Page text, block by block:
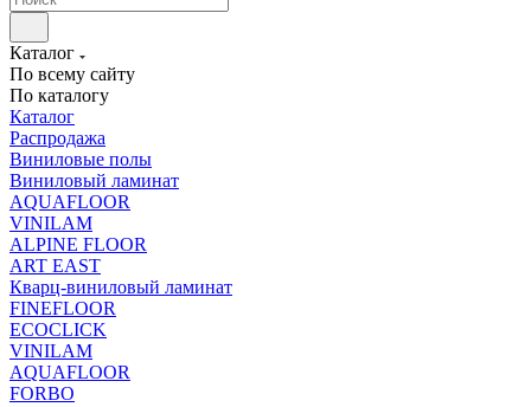
Каталог
По всему сайту
По каталогу
Каталог
Распродажа
Виниловые полы
Виниловый ламинат
AQUAFLOOR
VINILAM
ALPINE FLOOR
ART EAST
Кварц-виниловый ламинат
FINEFLOOR
ECOCLICK
VINILAM
AQUAFLOOR
FORBO